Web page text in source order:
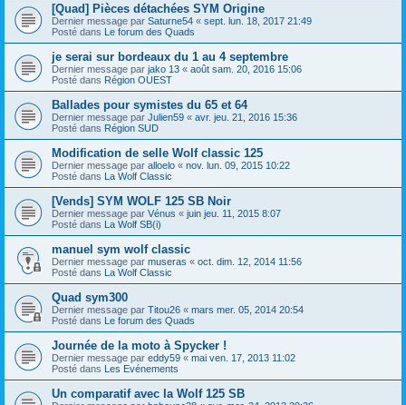
[Quad] Pièces détachées SYM Origine
Dernier message par Saturne54 « sept. lun. 18, 2017 21:49
Posté dans Le forum des Quads
je serai sur bordeaux du 1 au 4 septembre
Dernier message par jako 13 « août sam. 20, 2016 15:06
Posté dans Région OUEST
Ballades pour symistes du 65 et 64
Dernier message par Julien59 « avr. jeu. 21, 2016 15:36
Posté dans Région SUD
Modification de selle Wolf classic 125
Dernier message par alloelo « nov. lun. 09, 2015 10:22
Posté dans La Wolf Classic
[Vends] SYM WOLF 125 SB Noir
Dernier message par Vénus « juin jeu. 11, 2015 8:07
Posté dans La Wolf SB(i)
manuel sym wolf classic
Dernier message par museras « oct. dim. 12, 2014 11:56
Posté dans La Wolf Classic
Quad sym300
Dernier message par Titou26 « mars mer. 05, 2014 20:54
Posté dans Le forum des Quads
Journée de la moto à Spycker !
Dernier message par eddy59 « mai ven. 17, 2013 11:02
Posté dans Les Evénements
Un comparatif avec la Wolf 125 SB